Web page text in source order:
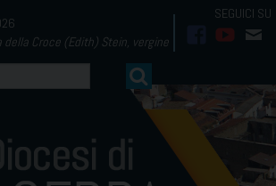
della Croce (Edith) Stein, vergine